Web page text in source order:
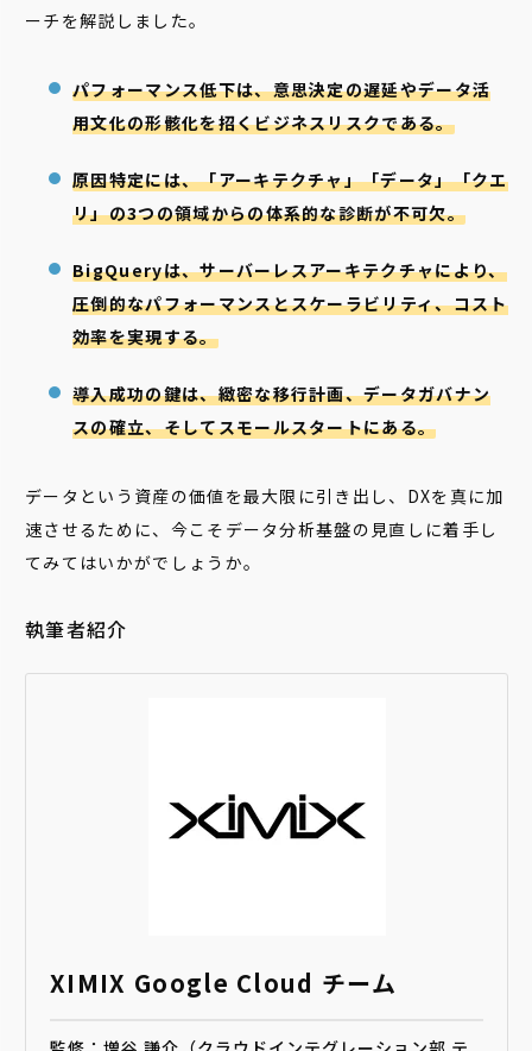
ーチを解説しました。
パフォーマンス低下は、意思決定の遅延やデータ活
用文化の形骸化を招くビジネスリスクである。
原因特定には、「アーキテクチャ」「データ」「クエ
リ」の3つの領域からの体系的な診断が不可欠。
BigQueryは、サーバーレスアーキテクチャにより、
圧倒的なパフォーマンスとスケーラビリティ、コスト
効率を実現する。
導入成功の鍵は、緻密な移行計画、データガバナン
スの確立、そしてスモールスタートにある。
データという資産の価値を最大限に引き出し、DXを真に加
速させるために、今こそデータ分析基盤の見直しに着手し
てみてはいかがでしょうか。
執筆者紹介
XIMIX Google Cloud チーム